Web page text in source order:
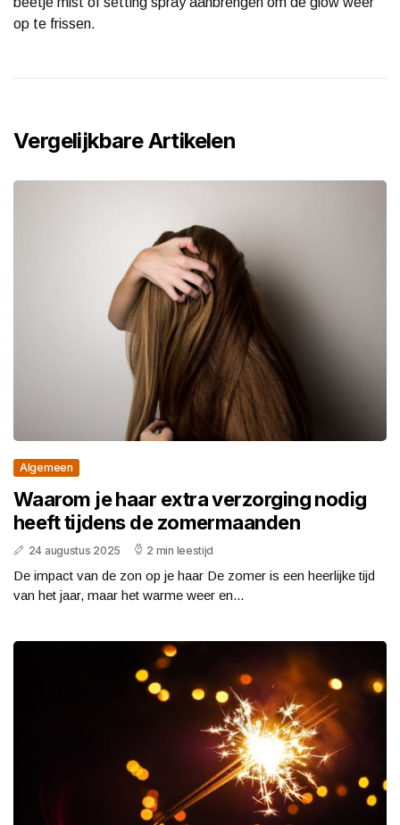
op te frissen.
Vergelijkbare Artikelen
Algemeen
Waarom je haar extra verzorging nodig
heeft tijdens de zomermaanden
24 augustus 2025 2 min leestijd
De impact van de zon op je haar De zomer is een heerlijke tijd
van het jaar, maar het warme weer en...